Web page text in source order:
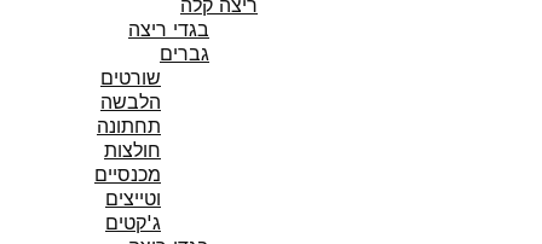
ריצה קלה
בגדי ריצה
גברים
שורטים
הלבשה
תחתונה
חולצות
מכנסיים
וטייצים
ג'קטים